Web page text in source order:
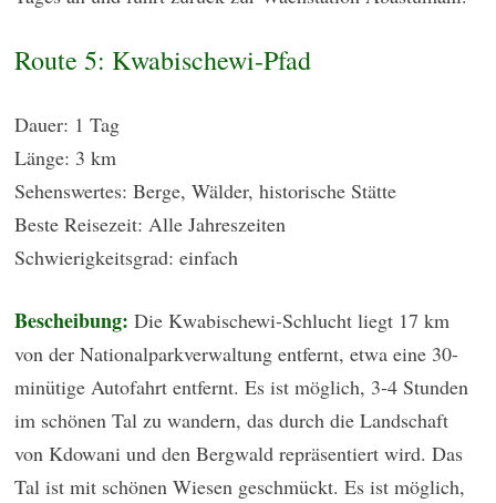
Route 5: Kwabischewi-Pfad
Dauer: 1 Tag
Länge: 3 km
Sehenswertes: Berge, Wälder, historische Stätte
Beste Reisezeit: Alle Jahreszeiten
Schwierigkeitsgrad: einfach
Bescheibung: Die Kwabischewi-Schlucht liegt 17 km
von der Nationalparkverwaltung entfernt, etwa eine 30-
minütige Autofahrt entfernt. Es ist möglich, 3-4 Stunden
im schönen Tal zu wandern, das durch die Landschaft
von Kdowani und den Bergwald repräsentiert wird. Das
Tal ist mit schönen Wiesen geschmückt. Es ist möglich,